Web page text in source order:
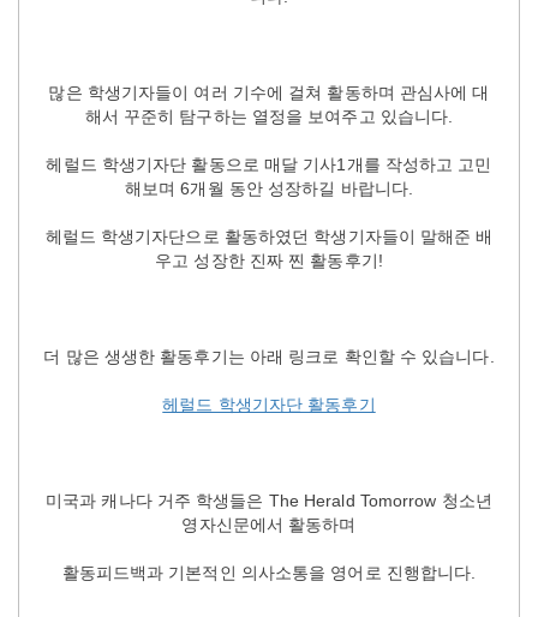
많은 학생기자들이 여러 기수에 걸쳐 활동하며 관심사에 대
해서 꾸준히 탐구하는 열정을 보여주고 있습니다.
헤럴드 학생기자단 활동으로 매달 기사1개를 작성하고 고민
해보며 6개월 동안 성장하길 바랍니다.
헤럴드 학생기자단으로 활동하였던 학생기자들이 말해준 배
우고 성장한 진짜 찐 활동후기!
더 많은 생생한 활동후기는 아래 링크로 확인할 수 있습니다.
헤럴드 학생기자단 활동후기
미국과 캐나다 거주 학생들은 The Herald Tomorrow 청소년
영자신문에서 활동하며
활동피드백과 기본적인 의사소통을 영어로 진행합니다.